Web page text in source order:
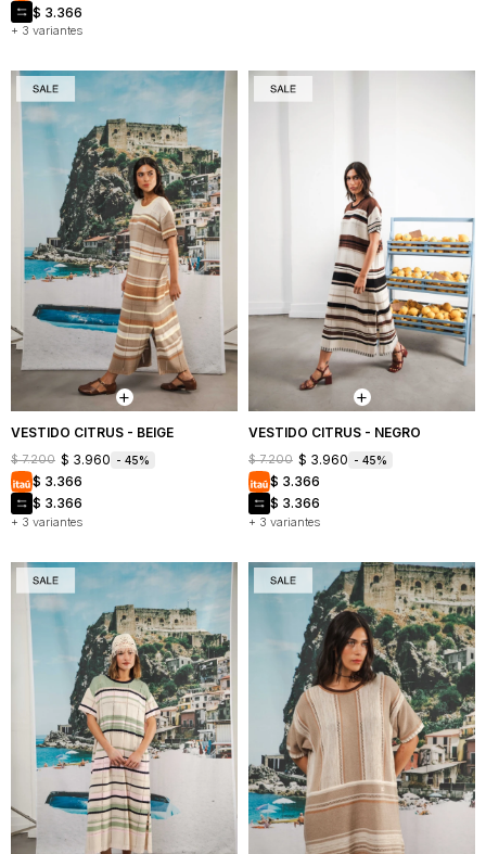
+ 3 variantes
$ 3.366
VESTIDO CITRUS - BEIGE
+ 3 variantes
$ 7.200 $ 3.960 45
$ 3.366
$ 3.366
VESTIDO CITRUS - NEGRO
+ 3 variantes
$ 7.200 $ 3.960 45
$ 3.366
$ 3.366